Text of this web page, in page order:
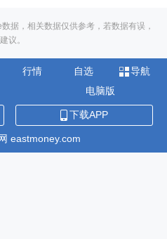
据，相关数据仅供参考，若数据有误，
议。
行情 自选
导航
电脑版
下载APP
eastmoney.com